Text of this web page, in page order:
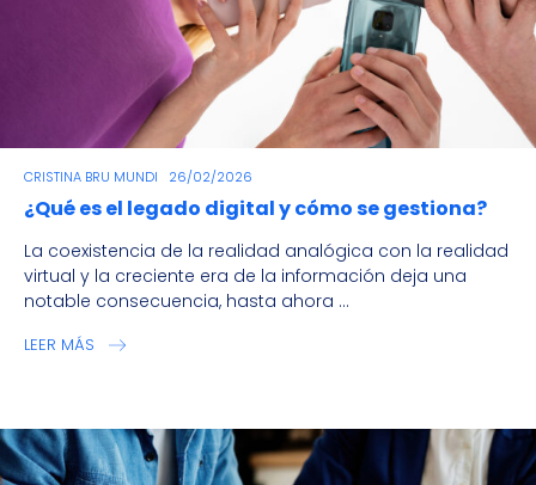
CRISTINA BRU MUNDI 26/02/2026
¿Qué es el legado digital y cómo se gestiona?
La coexistencia de la realidad analógica con la realidad
virtual y la creciente era de la información deja una
notable consecuencia, hasta ahora ...
LEER MÁS